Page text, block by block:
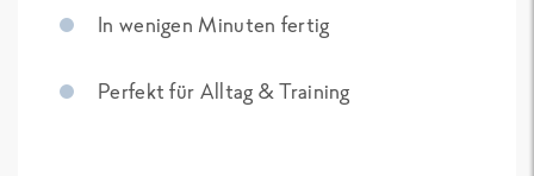
In wenigen Minuten fertig
Perfekt für Alltag & Training